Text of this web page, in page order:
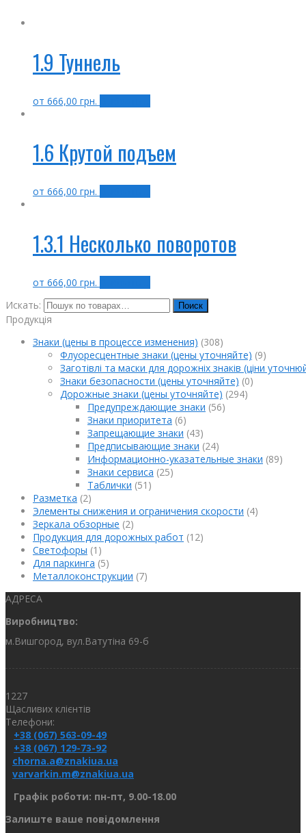
1.9 Туннель
от 666,00 грн.
1.6 Крутой подъем
от 666,00 грн.
1.3.1 Несколько поворотов
от 666,00 грн.
Искать:
Поиск
Продукція
Знаки (цены в процессе изменения) (308)
Флуоресцентные знаки (цены уточняйте) (9)
Заготівлі та маски для дорожніх знаків (ціни
Знаки безопасности (цены уточняйте) (0)
Дорожные знаки (цены уточняйте) (294)
Предупреждающие знаки (56)
Знаки приоритета (6)
Запрещающие знаки (43)
Предписывающие знаки (24)
Информационно-указательные знаки (89)
Знаки сервиса (25)
Таблички (51)
Разметка (2)
Элементы снижения и ограничения скорости (4)
Зеркала обзорные (2)
Продукция для дорожных работ (12)
Светофоры (1)
Для паркинга (5)
Металлоконструкции (7)
АДРЕСА
Виробництво:
м.Вишгород, вул.Ватутіна 69-б
1227
Щасливих клієнтів
Телефони:
+38 (067) 563-09-49
+38 (067) 129-73-92
chorna.a@znakiua.ua
varvarkin.m@znakiua.ua
Графік роботи: пн-пт, 9.00-18.00
Залиште ваше повідомлення